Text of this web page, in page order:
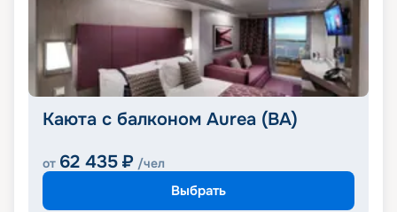
Каюта с балконом Aurea (BA)
от 62 435 ₽ /чел
Выбрать